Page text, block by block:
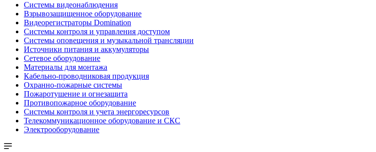
Системы видеонаблюдения
Взрывозащищенное оборудование
Видеорегистраторы Domination
Системы контроля и управления доступом
Системы оповещения и музыкальной трансляции
Источники питания и аккумуляторы
Сетевое оборудование
Материалы для монтажа
Кабельно-проводниковая продукция
Охранно-пожарные системы
Пожаротушение и огнезащита
Противопожарное оборудование
Системы контроля и учета энергоресурсов
Телекоммуникационное оборудование и СКС
Электрооборудование